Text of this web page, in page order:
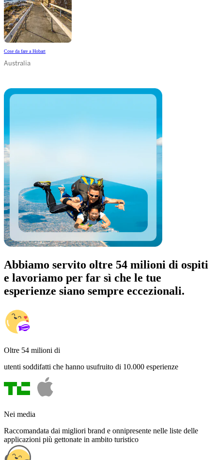
Cose da fare a Hobart
Australia
Abbiamo servito oltre 54 milioni di ospiti
e lavoriamo per far sì che le tue
esperienze siano sempre eccezionali.
Oltre 54 milioni di
utenti soddifatti che hanno usufruito di 10.000 esperienze
Nei media
Raccomandata dai migliori brand e onnipresente nelle liste delle
applicazioni più gettonate in ambito turistico